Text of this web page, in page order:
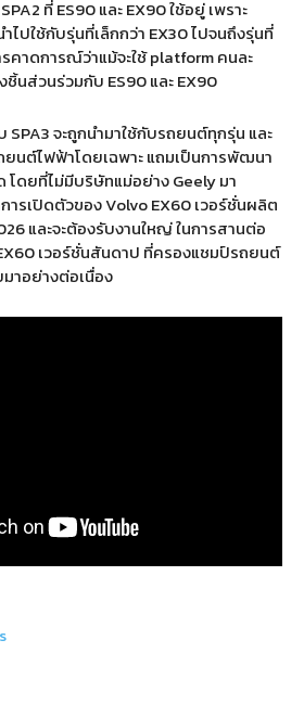
ที่ ES90 และ EX90 ใช้อยู่ เพราะ
ไปใช้กับรุ่นที่เล็กกว่า EX30 ไปจนถึงรุ่นที่
คาดการณ์ว่าแม้จะใช้ platform คนละ
ชิ้นส่วนร่วมกับ ES90 และ EX90
SPA3 จะถูกนำมาใช้กับรถยนต์ทุกรุ่น และ
นต์ไฟฟ้าโดยเฉพาะ แถมเป็นการพัฒนา
โดยที่ไม่มีบริษัทแม่อย่าง Geely มา
ารเปิดตัวของ Volvo EX60 เวอร์ชั่นผลิต
และจะต้องรับงานใหญ่ ในการสานต่อ
เวอร์ชั่นสันดาป ที่ครองแชมป์รถยนต์
าอย่างต่อเนื่อง